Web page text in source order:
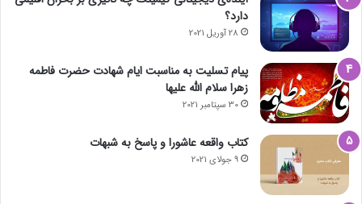
دارد؟
28 آوریل 2021
پیام تسلیت به مناسبت ایام شهادت حضرت فاطمه
زهرا سلام الله علیها
30 سپتامبر 2021
کتاب واقعه عاشورا و پاسخ به شبهات
9 جولای 2021